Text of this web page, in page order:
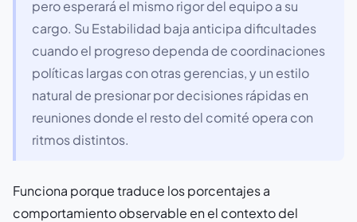
pero esperará el mismo rigor del equipo a su
cargo. Su Estabilidad baja anticipa dificultades
cuando el progreso dependa de coordinaciones
políticas largas con otras gerencias, y un estilo
natural de presionar por decisiones rápidas en
reuniones donde el resto del comité opera con
ritmos distintos.
Funciona porque traduce los porcentajes a
comportamiento observable en el contexto del